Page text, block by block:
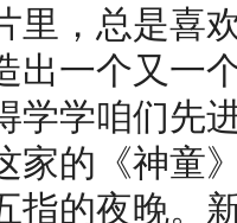
里，总是喜
出一个又一
学学咱们先
家的《神童
指的夜晚。